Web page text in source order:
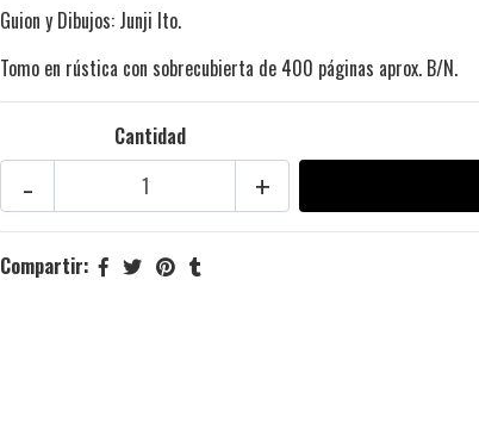
Guion y Dibujos: Junji Ito.
Tomo en rústica con sobrecubierta de 400 páginas aprox. B/N.
Cantidad
+
-
Compartir: